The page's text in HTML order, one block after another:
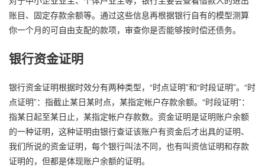
账目、固定存款余额等。通过这些信息再根据银行自有的模型测算
你一个月的可自由支配的款项，审查你是否能够按时偿还债务。
银行资金证明
银行资金证明根据时效分有两种类型，“时点证明”和“时段证明”。“时
点证明”：指截止某日某时点，某指定帐户存款余额。“时段证明”：
指某日起至某日止，某指定帐户存款数。资金证明是证明账户余额
的一种证明，这种证明由银行查证该账户有资金后才出具的证明、
我们所说的资金证明，每个银行叫法不同，也有叫资信证明和存款
证明的，但都是体现账户余额的证明。